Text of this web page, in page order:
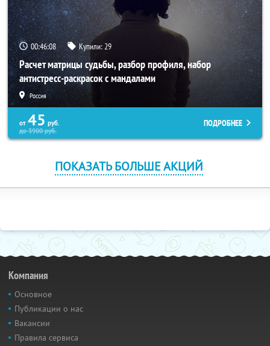
00:46:07 Купили:29
Расчет матрицы судьбы, разбор профиля, набор
антистресс-раскрасок с мандалами
Россия
от 45 руб.
до3900руб.
ПОДРОБНЕЕ
ПОКАЗАТЬ БОЛЬШЕ АКЦИЙ
Компания
Основное
Публикации о нас
Вакансии
Правила сервиса